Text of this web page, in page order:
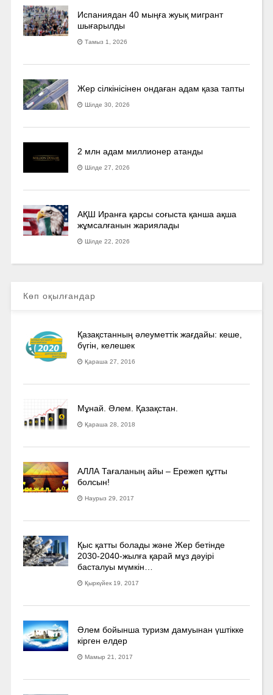
Испаниядан 40 мыңға жуық мигрант
шығарылды
Тамыз 1, 2026
Жер сілкінісінен ондаған адам қаза тапты
Шілде 30, 2026
2 млн адам миллионер атанды
Шілде 27, 2026
АҚШ Иранға қарсы соғыста қанша ақша
жұмсалғанын жариялады
Шілде 22, 2026
Көп оқылғандар
Қазақстанның әлеуметтік жағдайы: кеше,
бүгін, келешек
Қараша 27, 2016
Мұнай. Әлем. Қазақстан.
Қараша 28, 2018
АЛЛА Тағаланың айы – Ережеп құтты
болсын!
Наурыз 29, 2017
Қыс қатты болады және Жер бетінде
2030-2040­-жылға қарай мұз дәуірі
басталуы мүмкін…
Қыркүйек 19, 2017
Әлем бойынша туризм дамуынан үштікке
кірген елдер
Мамыр 21, 2017